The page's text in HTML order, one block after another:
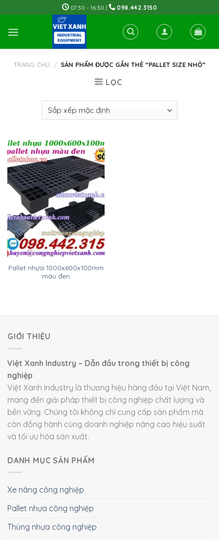
to
content
07:30 - 16:30 | 098.442.3150
TRANG CHỦ / SẢN PHẨM ĐƯỢC GẮN THẺ “PALLET SIZE NHỎ”
LỌC
Pallet nhựa 1000x600x100mm
màu đen
GIỚI THIỆU
Việt Xanh Industry – Dẫn đầu trong thiết bị công
nghiệp
Việt Xanh Industry là thương hiệu hàng đầu tại Việt Nam,
mang đến giải pháp thiết bị công nghiệp chất lượng và
bền vững. Chúng tôi không chỉ cung cấp sản phẩm mà
còn đồng hành cùng doanh nghiệp nâng cao hiệu suất
và tối ưu hóa sản xuất.
DANH MỤC SẢN PHẨM
Xe nâng công nghiệp
Pallet nhựa công nghiệp
Thùng nhựa công nghiệp